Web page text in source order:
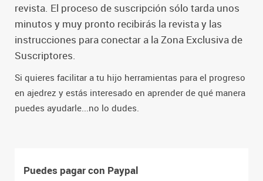
revista. El proceso de suscripción sólo tarda unos
minutos y muy pronto recibirás la revista y las
instrucciones para conectar a la Zona Exclusiva de
Suscriptores.
Si quieres facilitar a tu hijo herramientas para el progreso
en ajedrez y estás interesado en aprender de qué manera
puedes ayudarle...no lo dudes.
Puedes pagar con Paypal